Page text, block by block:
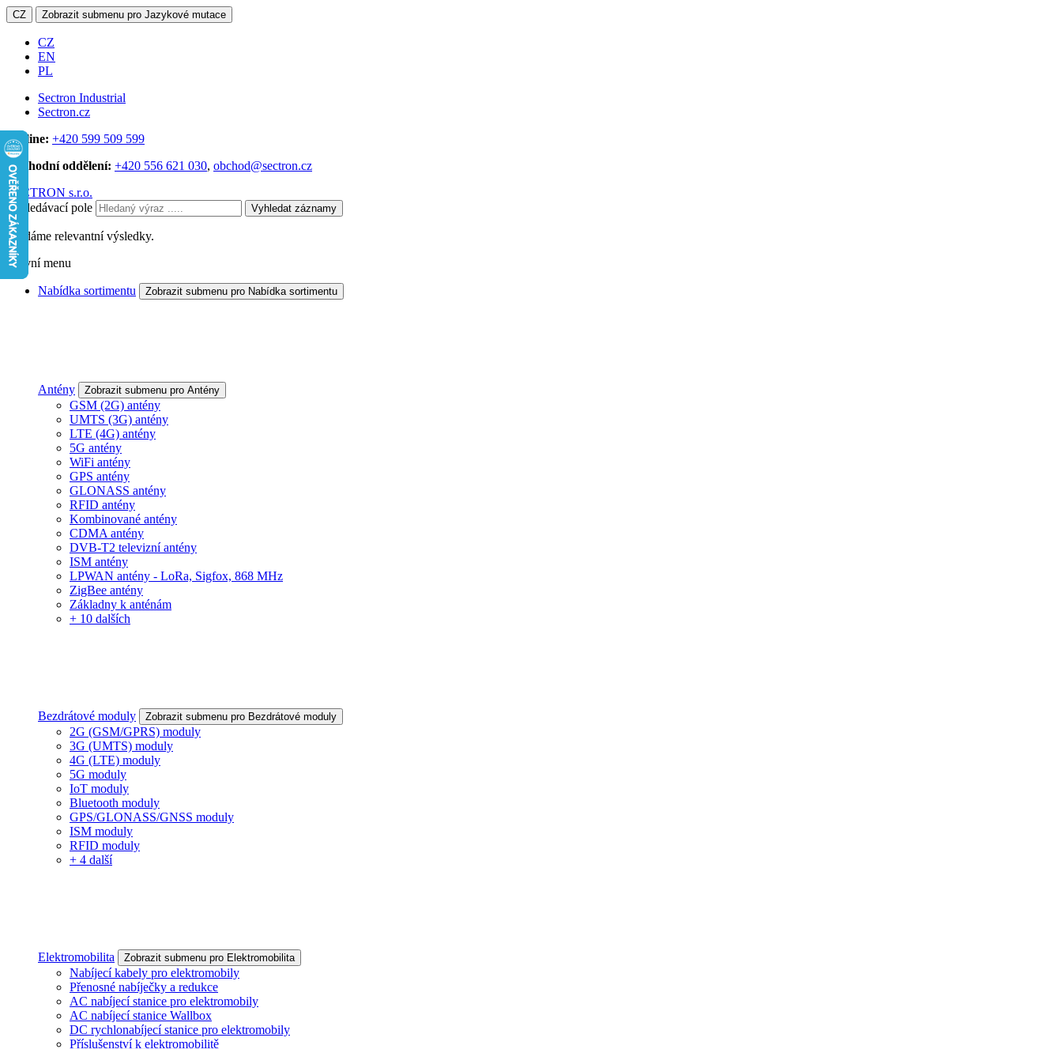
CZ Zobrazit submenu pro Jazykové mutace
CZ
EN
PL
Sectron Industrial
Sectron.cz
Hotline: +420 599 509 599
Obchodní oddělení: +420 556 621 030, obchod@sectron.cz
SECTRON s.r.o.
Vyhledávací pole
Vyhledat záznamy
Hledáme relevantní výsledky.
Hlavní menu
Nabídka sortimentu Zobrazit submenu pro Nabídka sortimentu
Antény Zobrazit submenu pro Antény
GSM (2G) antény
UMTS (3G) antény
LTE (4G) antény
5G antény
WiFi antény
GPS antény
GLONASS antény
RFID antény
Kombinované antény
CDMA antény
DVB-T2 televizní antény
ISM antény
LPWAN antény - LoRa, Sigfox, 868 MHz
ZigBee antény
Základny k anténám
+ 10 dalších
Bezdrátové moduly Zobrazit submenu pro Bezdrátové moduly
2G (GSM/GPRS) moduly
3G (UMTS) moduly
4G (LTE) moduly
5G moduly
IoT moduly
Bluetooth moduly
GPS/GLONASS/GNSS moduly
ISM moduly
RFID moduly
+ 4 další
Elektromobilita Zobrazit submenu pro Elektromobilita
Nabíjecí kabely pro elektromobily
Přenosné nabíječky a redukce
AC nabíjecí stanice pro elektromobily
AC nabíjecí stanice Wallbox
DC rychlonabíjecí stanice pro elektromobily
Příslušenství k elektromobilitě